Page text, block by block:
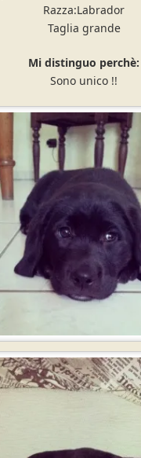
Razza:Labrador
Taglia grande
Mi distinguo perchè:
Sono unico !!